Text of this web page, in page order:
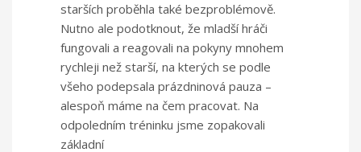
starších proběhla také bezproblémově.
Nutno ale podotknout, že mladší hráči
fungovali a reagovali na pokyny mnohem
rychleji než starší, na kterých se podle
všeho podepsala prázdninová pauza –
alespoň máme na čem pracovat. Na
odpoledním tréninku jsme zopakovali
základní